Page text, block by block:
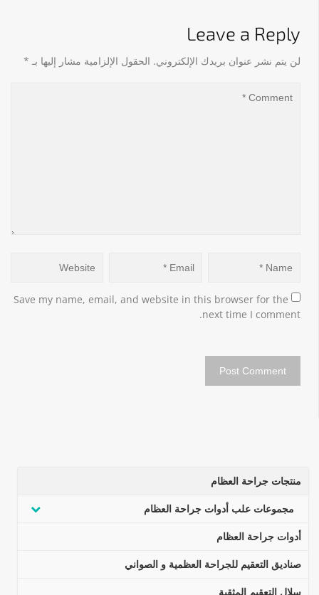
Leave a Reply
لن يتم نشر عنوان بريدك الإلكتروني. الحقول الإلزامية مشار إليها بـ *
Save my name, email, and website in this browser for the
next time I comment.
منتجات جراحة العظام
مجموعات علب أدوات جراحة العظام
أدوات جراحة العظام
صناديق التعقيم للجراحة العظمية و الصواني
سلال التعقيم المثقبة